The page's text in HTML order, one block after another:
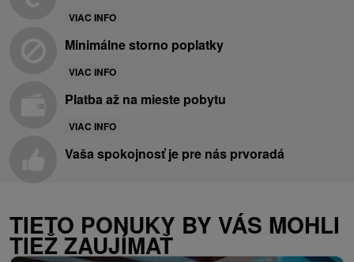
VIAC INFO
Minimálne storno poplatky
VIAC INFO
Platba až na mieste pobytu
VIAC INFO
Vaša spokojnosť je pre nás prvoradá
TIETO PONUKY BY VÁS MOHLI
TIEŽ ZAUJÍMAŤ